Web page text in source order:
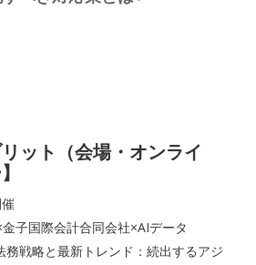
リット（会場・オンライ
子国際会計合同会社×AIデータ
務戦略と最新トレンド：続出するアジ